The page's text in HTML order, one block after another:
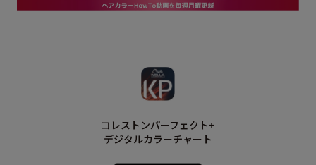
コレストンパーフェクト+
デジタルカラーチャート